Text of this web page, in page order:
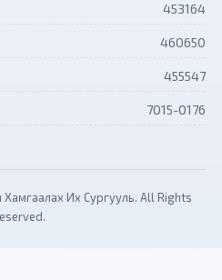
453164
460650
455547
7015-0176
Их Сургууль. All Rights